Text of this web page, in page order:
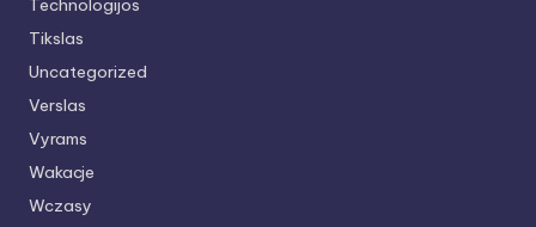
Technologijos
Tikslas
Uncategorized
Verslas
Vyrams
Wakacje
Wczasy